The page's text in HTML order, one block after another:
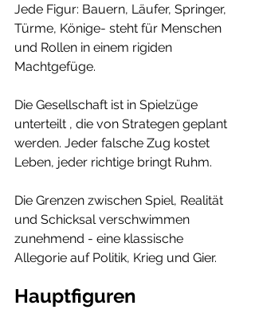
Jede Figur: Bauern, Läufer, Springer,
Türme, Könige- steht für Menschen
und Rollen in einem rigiden
Machtgefüge.
Die Gesellschaft ist in Spielzüge
unterteilt , die von Strategen geplant
werden. Jeder falsche Zug kostet
Leben, jeder richtige bringt Ruhm.
Die Grenzen zwischen Spiel, Realität
und Schicksal verschwimmen
zunehmend - eine klassische
Allegorie auf Politik, Krieg und Gier.
Hauptfiguren